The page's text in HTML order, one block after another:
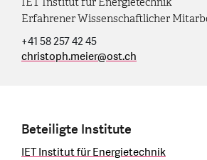
Erfahrener Wissenschaftlicher
+41 58 257 42 45
christoph.meier@ost.ch
Beteiligte Institute
IET Institut für Energietechnik